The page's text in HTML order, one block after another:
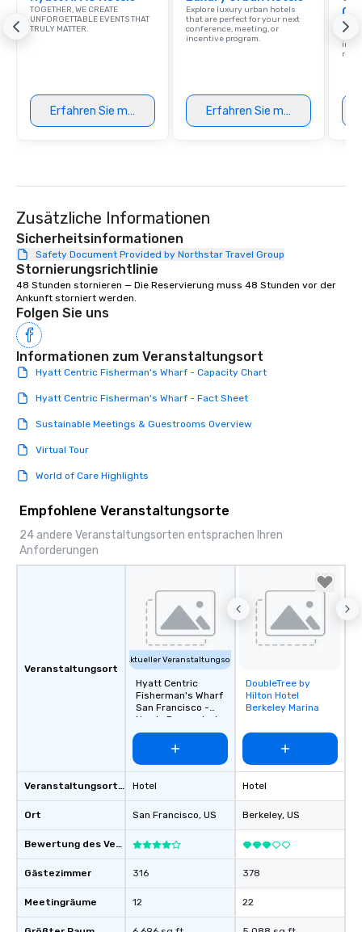
TOGETHER, WE CREATE
UNFORGETTABLE EVENTS THAT
TRULY MATTER.
Erfahren Sie mehr
Explore luxury urban hotels
that are perfect for your next
conference, meeting, or
incentive program.
Erfahren Sie mehr
Find
Zusätzliche Informationen
Sicherheitsinformationen
Safety Document Provided by Northstar Travel Group
Stornierungsrichtlinie
48 Stunden stornieren — Die Reservierung muss 48 Stunden vor der
Ankunft storniert werden.
Folgen Sie uns
Informationen zum Veranstaltungsort
Hyatt Centric Fisherman's Wharf - Capacity Chart
Hyatt Centric Fisherman's Wharf - Fact Sheet
Sustainable Meetings & Guestrooms Overview
Virtual Tour
World of Care Highlights
Empfohlene Veranstaltungsorte
24 andere Veranstaltungsorten entsprachen Ihren
Anforderungen
Veranstaltungsort
Veranstaltungsortstyp
Ort
Bewertung des Veranstaltungsortes
Gästezimmer
Meetingräume
Aktueller Veranstaltungsort
Hyatt Centric
Fisherman's Wharf
San Francisco -
Newly Renovated
Hotel
San Francisco, US
316
12
Removed from
favorites
DoubleTree by
Hilton Hotel
Berkeley Marina
Hotel
Berkeley, US
378
22